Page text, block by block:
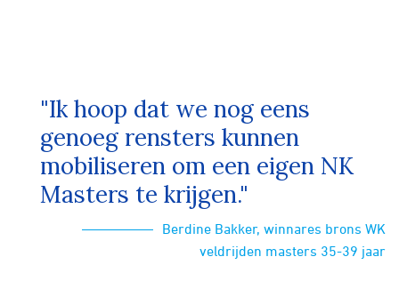
"Ik hoop dat we nog eens
genoeg rensters kunnen
mobiliseren om een eigen NK
Masters te krijgen."
Berdine Bakker, winnares brons WK
veldrijden masters 35-39 jaar